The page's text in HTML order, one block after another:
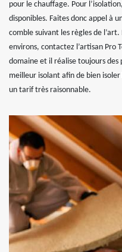
pour le chauffage. Pour
disponibles. Faites donc appel à
comble suivant les règles de
environs, contactez l’artisan Pro
domaine et il réalise toujours
meilleur isolant afin de bien
un tarif très raisonnable.